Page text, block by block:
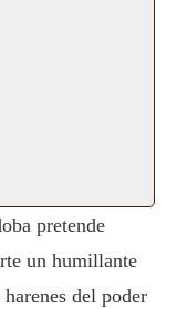
pretende
un humillante
del poder